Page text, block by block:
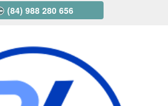
(84) 988 280 656